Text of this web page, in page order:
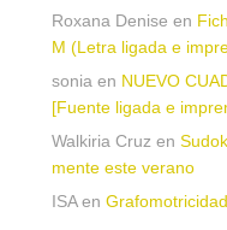
Roxana Denise en
M (Letra ligada e
soniaen NUEVO
[Fuente ligada e
Walkiria Cruzen
mente este verano
ISAen